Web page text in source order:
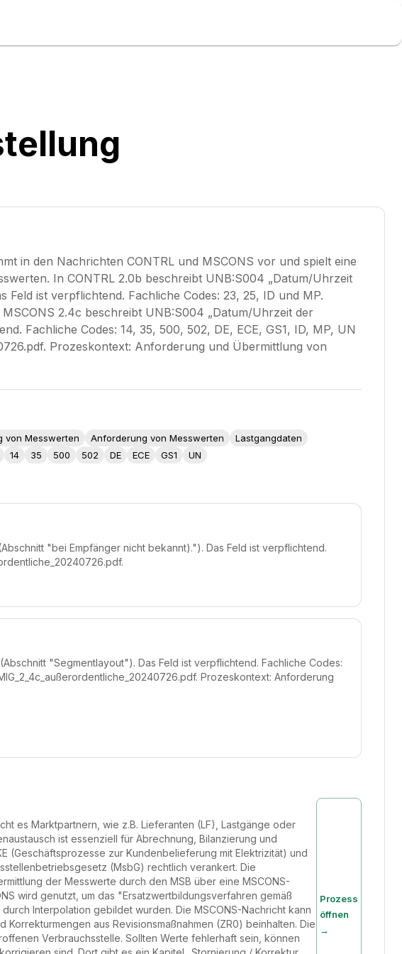
in den Nachrichten CONTRL und MSCONS vor und spielt eine
In CONTRL 2.0b beschreibt UNB:S004 „Datum/Uhrzeit
ist verpflichtend. Fachliche Codes: 23, 25, ID und MP.
2.4c beschreibt UNB:S004 „Datum/Uhrzeit der
Fachliche Codes: 14, 35, 500, 502, DE, ECE, GS1, ID, MP, UN
Prozeskontext: Anforderung und Übermittlung von
von Messwerten Anforderung von Messwerten
Lastgangdaten
14 35 500 502 DE ECE GS1 UN
"bei Empfänger nicht bekannt)."). Das Feld ist verpflichtend.
"Segmentlayout"). Das Feld ist verpflichtend. Fachliche Codes:
Prozeskontext: Anforderung
es Marktpartnern, wie z.B. Lieferanten (LF), Lastgänge oder
ist essenziell für Abrechnung, Bilanzierung und
(Geschäftsprozesse zur Kundenbelieferung mit Elektrizität) und
(MsbG) rechtlich verankert. Die
der Messwerte durch den MSB über eine MSCONS-
wird genutzt, um das "Ersatzwertbildungsverfahren gemäß
Interpolation gebildet wurden. Die MSCONS-Nachricht kann
aus Revisionsmaßnahmen (ZR0) beinhalten. Die
Verbrauchsstelle. Sollten Werte fehlerhaft sein, können
Prozess
öffnen
→